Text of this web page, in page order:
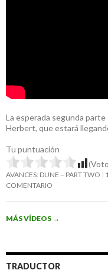
La esperada segunda parte
Herbert, que estará
Tu puntuación
AVANCES: DUNE – PART TWO
COMENTARIO
MÁS VÍDEOS →
TRADUCTOR